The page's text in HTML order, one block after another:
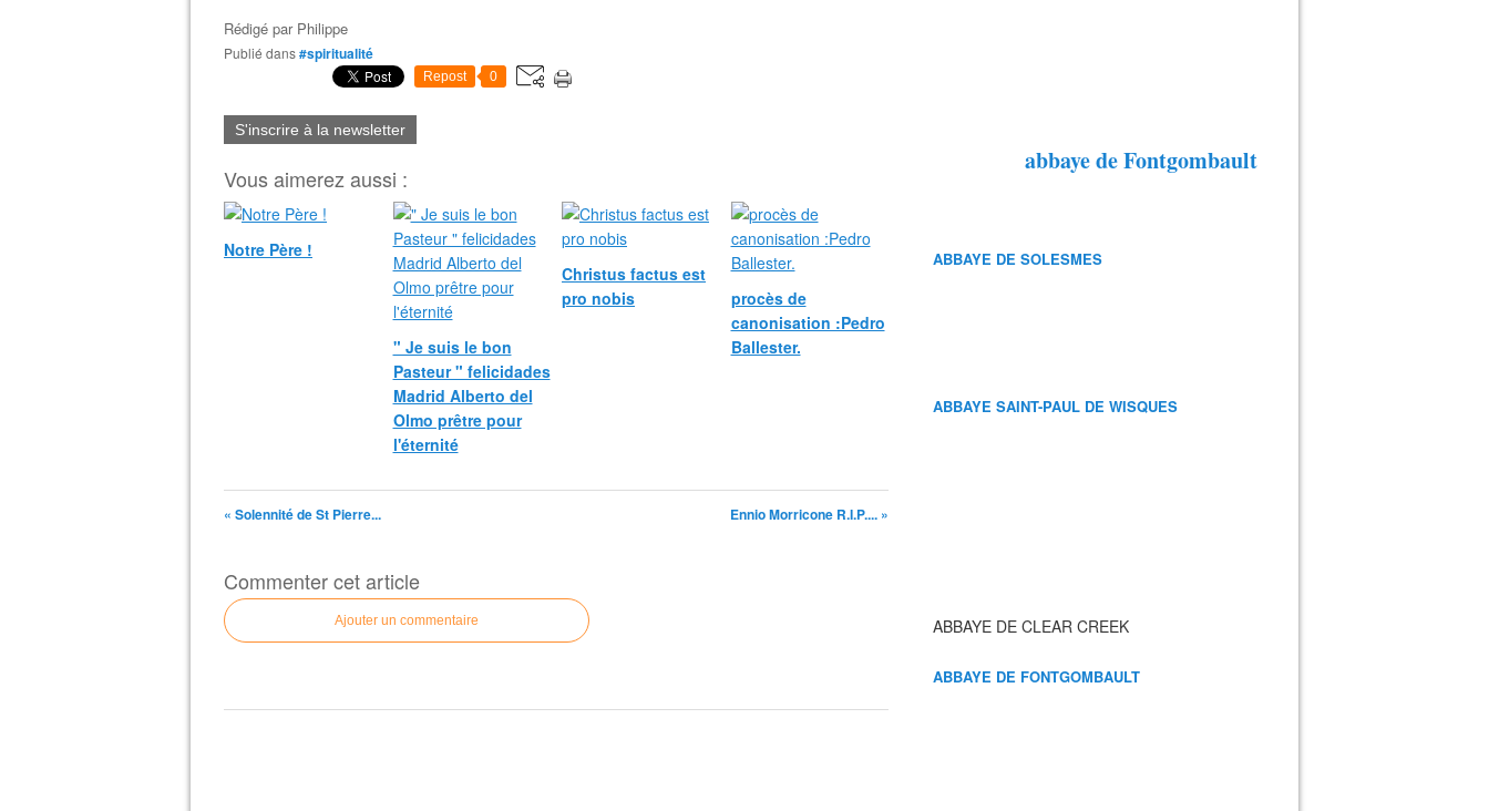
Rédigé par Philippe
Publié dans#spiritualité
Repost 0
S'inscrire à la newsletter
Vous aimerez aussi :
Notre Père !
" Je suis le bon
Pasteur " felicidades
Madrid Alberto del
Olmo prêtre pour
l'éternité
Christus factus est
pro nobis
procès de
canonisation :Pedro
Ballester.
« Solennité de St Pierre... Ennio Morricone R.I.P.... »
Commenter cet article
Ajouter un commentaire
abbaye de Fontgombault
ABBAYE DE SOLESMES
ABBAYE SAINT-PAUL DE WISQUES
ABBAYE DE CLEAR CREEK
ABBAYE DE FONTGOMBAULT